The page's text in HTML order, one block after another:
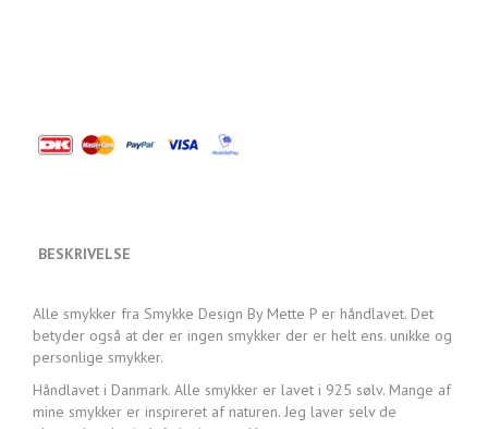
BESKRIVELSE
Alle smykker fra Smykke Design By Mette P er håndlavet. Det
betyder også at der er ingen smykker der er helt ens. unikke og
personlige smykker.
Håndlavet i Danmark. Alle smykker er lavet i 925 sølv. Mange af
mine smykker er inspireret af naturen. Jeg laver selv de